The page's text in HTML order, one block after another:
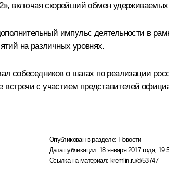
включая скорейший обмен
импульс деятельности в
на различных уровнях.
собеседников о шагах по реализации
встречи с участием представителей
Опубликован в разделе: Новости
Дата публикации: 18 января 2017 года,
Ссылка на материал: kremlin.ru/d/53747